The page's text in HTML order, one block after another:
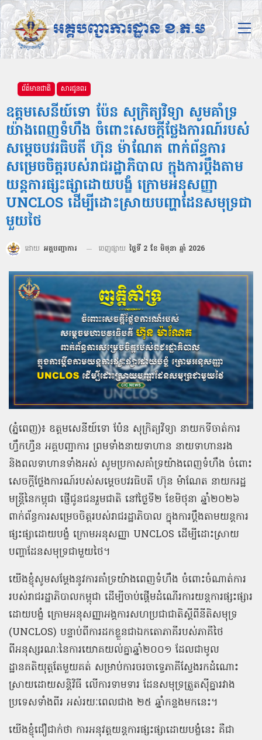
ព័ត៌មានជាតិ សារជូនពរ
ឧត្ដមសេនីយ៍ទោ ប៉ែន សុក្រិត្យវិទ្យា សូមគាំទ្រ
យ៉ាងពេញទំហឹង ចំពោះសេចក្តីថ្លែងការណ៍របស់
សម្តេចបវរធិបតី ហ៊ុន ម៉ាណែត ពាក់ព័ន្ធការ
សម្រេចចិត្តរបស់រាជរដ្ឋាភិបាល ក្នុងការប្តឹងតាម
យន្តការផ្សះផ្សាដោយបង្ខំ ក្រោមអនុសញ្ញា
UNCLOS ដើម្បីដោះស្រាយបញ្ហាដែនសមុទ្រជា
មួយថៃ
ដោយ អគ្គបញ្ជាការ ចេញផ្សាយ ថ្ងៃទី 2 ខែ មិថុនា ឆ្នាំ 2026
(ភ្នំពេញ)៖ ឧត្ដមសេនីយ៍ទោ ប៉ែន សុក្រិត្យវិទ្យា នាយកទីចាត់ការ
ហ្វឹកហ្វឺន អគ្គបញ្ជាការ ព្រមទាំងនាយទាហាន នាយទាហានរង
និងពលទាហានទាំងអស់ សូមប្រកាសគាំទ្រយ៉ាងពេញទំហឹង ចំពោះ
សេចក្តីថ្លែងការណ៍របស់សម្តេចបវរធិបតី ហ៊ុន ម៉ាណែត នាយករដ្ឋ
មន្ត្រីនៃកម្ពុជា ផ្ញើជូនជនរួមជាតិ នៅថ្ងៃទី២ ខែមិថុនា ឆ្នាំ២០២៦
ពាក់ព័ន្ធការសម្រេចចិត្តរបស់រាជរដ្ឋាភិបាល ក្នុងការប្តឹងតាមយន្តការ
ផ្សះផ្សាដោយបង្ខំ ក្រោមអនុសញ្ញា UNCLOS ដើម្បីដោះស្រាយ
បញ្ហាដែនសមុទ្រជាមួយថៃ។
យើងខ្ញុំសូមសម្តែងនូវការគាំទ្រយ៉ាងពេញទំហឹង ចំពោះចំណាត់ការ
របស់រាជរដ្ឋាភិបាលកម្ពុជា ដើម្បីចាប់ផ្តើមដំណើរការយន្តការផ្សះផ្សារ
ដោយបង្ខំ ក្រោមអនុសញ្ញាអង្គការសហប្រជាជាតិស្តីពីនីតិសមុទ្រ
(UNCLOS) បន្ទាប់ពីការដកខ្លួនជាឯកតោភាគីរបស់ភាគីថៃ
ពីអនុស្សរណៈនៃការយោគយល់គ្នាឆ្នាំ២០០១ ដែលជាមូល
ដ្ឋានគតិយុត្តតែមួយគត់ សម្រាប់ការចរចាទ្វេភាគីស្វែងរកដំណោះ
ស្រាយដោយសន្តិវិធី លើការទាមទារ ដែនសមុទ្រត្រួតស៊ីគ្នារវាង
ប្រទេសទាំងពីរ អស់រយៈពេលជាង ២៥ ឆ្នាំកន្លងមកនេះ។
យើងខ្ញុំជឿជាក់ថា ការអនុវត្តយន្តការផ្សះផ្សាដោយបង្ខំនេះ គឺជា